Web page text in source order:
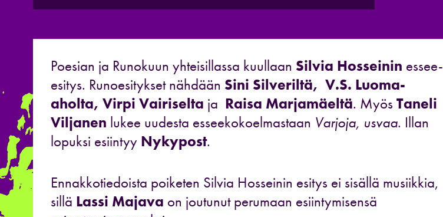
Poesian ja Runokuun yhteisillassa kuullaan Silvia Hosseinin essee-
esitys. Runoesitykset nähdään Sini Silveriltä, V.S. Luoma-
aholta, Virpi Vairiselta ja Raisa Marjamäeltä. Myös Taneli
Viljanen lukee uudesta esseekokoelmastaan Varjoja, usvaa. Illan
lopuksi esiintyy Nykypost.
Ennakkotiedoista poiketen Silvia Hosseinin esitys ei sisällä musiikkia,
sillä Lassi Majava on joutunut perumaan esiintymisensä